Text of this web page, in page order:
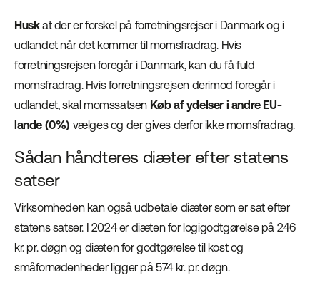
Huskat der er forskel på forretningsrejser i Danmark og i
udlandet når det kommer til momsfradrag. Hvis
forretningsrejsen foregår i Danmark, kan du få fuld
momsfradrag. Hvis forretningsrejsen derimod foregår i
udlandet, skal momssatsen Køb af ydelser i andre EU-
lande (0%) vælges og der gives derfor ikke momsfradrag.
Sådan håndteres diæter efter statens
satser
Virksomheden kan også udbetale diæter som er sat efter
statens satser. I 2024 er diæten for logigodtgørelse på 246
kr. pr. døgn og diæten for godtgørelse til kost og
småfornødenheder ligger på 574 kr. pr. døgn.